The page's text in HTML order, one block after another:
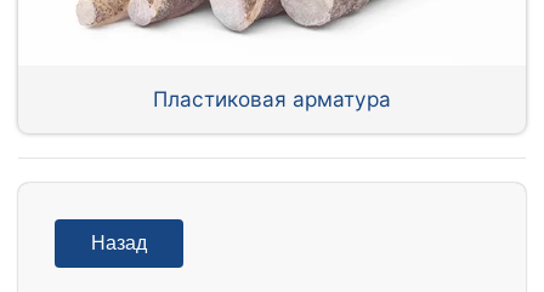
Пластиковая арматура
Назад